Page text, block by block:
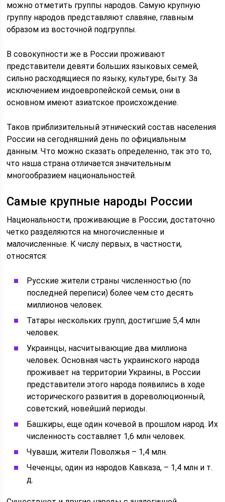
можно отметить группы народов. Самую крупную
группу народов представляют славяне, главным
образом из восточной подгруппы.
В совокупности же в России проживают
представители девяти больших языковых семей,
сильно расходящиеся по языку, культуре, быту. За
исключением индоевропейской семьи, они в
основном имеют азиатское происхождение.
Таков приблизительный этнический состав населения
России на сегодняшний день по официальным
данным. Что можно сказать определенно, так это то,
что наша страна отличается значительным
многообразием национальностей.
Самые крупные народы России
Национальности, проживающие в России, достаточно
четко разделяются на многочисленные и
малочисленные. К числу первых, в частности,
относятся:
Русские жители страны численностью (по
последней переписи) более чем сто десять
миллионов человек.
Татары нескольких групп, достигшие 5,4 млн
человек.
Украинцы, насчитывающие два миллиона
человек. Основная часть украинского народа
проживает на территории Украины, в России
представители этого народа появились в ходе
исторического развития в дореволюционный,
советский, новейший периоды.
Башкиры, еще один кочевой в прошлом народ. Их
численность составляет 1,6 млн человек.
Чуваши, жители Поволжья – 1,4 млн.
Чеченцы, один из народов Кавказа, – 1,4 млн и т.
д.